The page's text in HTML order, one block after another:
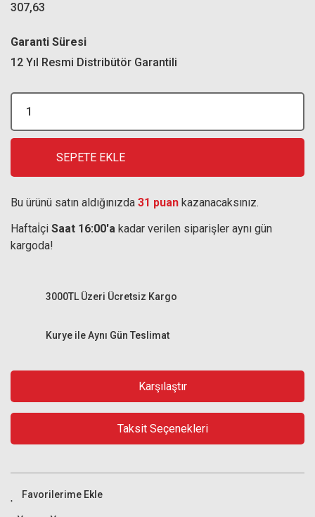
307,63
Garanti Süresi
12 Yıl Resmi Distribütör Garantili
SEPETE EKLE
Bu ürünü satın aldığınızda 31 puan kazanacaksınız.
Haftaİçi Saat 16:00'a kadar verilen siparişler aynı gün
kargoda!
Kurye ile Aynı Gün Teslimat
3000TL Üzeri Ücretsiz Kargo
Karşılaştır
Taksit Seçenekleri